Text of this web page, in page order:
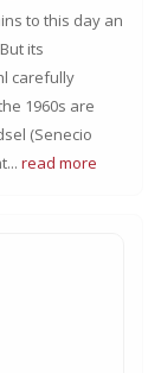
to this day an
its
carefully
1960s are
(Senecio
read more